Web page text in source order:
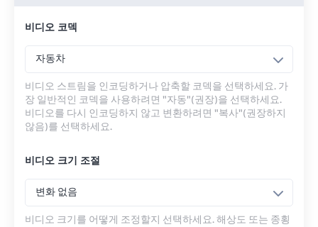
비디오 코덱
자동차
비디오 스트림을 인코딩하거나 압축할 코덱을 선택하세요. 가
장 일반적인 코덱을 사용하려면 "자동"(권장)을 선택하세요.
비디오를 다시 인코딩하지 않고 변환하려면 "복사"(권장하지
않음)를 선택하세요.
비디오 크기 조절
변화 없음
비디오 크기를 어떻게 조정할지 선택하세요. 해상도 또는 종횡